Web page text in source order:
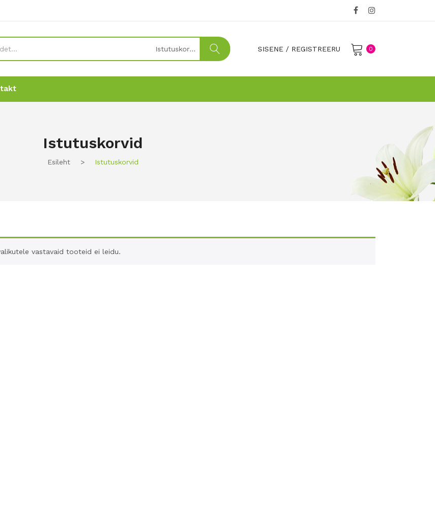
Istutuskorvid SISENE / REGISTREERU 0
Istutuskorvid
Esileht > Istutuskorvid
vastavaid tooteid ei leidu.